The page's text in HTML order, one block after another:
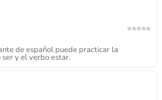
de español puede practicar la
y el verbo estar.